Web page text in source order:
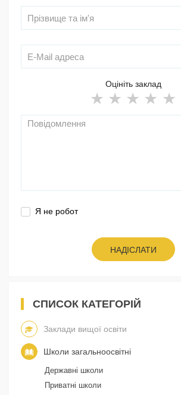
Оцініть заклад
Я не робот
НАДІСЛАТИ
СПИСОК КАТЕГОРІЙ
Заклади вищої освіти
Школи загальноосвітні
Державні школи
Приватні школи